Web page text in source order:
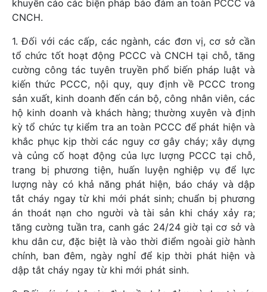
khuyến cáo các biện pháp bảo đảm an toàn PCCC và
CNCH.
1. Đối với các cấp, các ngành, các đơn vị, cơ sở cần
tổ chức tốt hoạt động PCCC và CNCH tại chỗ, tăng
cường công tác tuyên truyền phổ biến pháp luật và
kiến thức PCCC, nội quy, quy định về PCCC trong
sản xuất, kinh doanh đến cán bộ, công nhân viên, các
hộ kinh doanh và khách hàng; thường xuyên và định
kỳ tổ chức tự kiểm tra an toàn PCCC để phát hiện và
khắc phục kịp thời các nguy cơ gây cháy; xây dựng
và củng cố hoạt động của lực lượng PCCC tại chỗ,
trang bị phương tiện, huấn luyện nghiệp vụ để lực
lượng này có khả năng phát hiện, báo cháy và dập
tắt cháy ngay từ khi mới phát sinh; chuẩn bị phương
án thoát nạn cho người và tài sản khi cháy xảy ra;
tăng cường tuần tra, canh gác 24/24 giờ tại cơ sở và
khu dân cư, đặc biệt là vào thời điểm ngoài giờ hành
chính, ban đêm, ngày nghỉ để kịp thời phát hiện và
dập tắt cháy ngay từ khi mới phát sinh.